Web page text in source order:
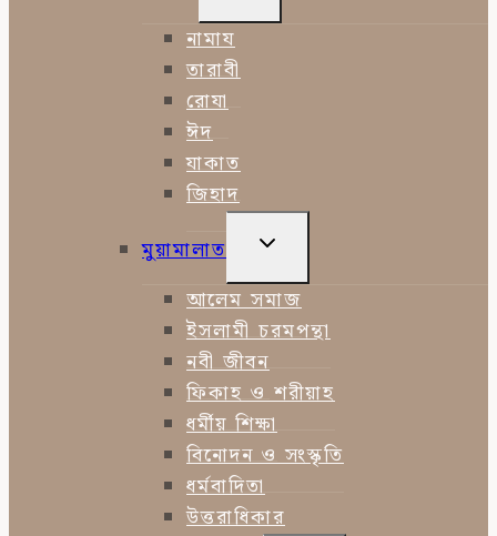
MENU
নামায
তারাবী
রোযা
ঈদ
যাকাত
জিহাদ
মুয়ামালাত
TOGGLE
MENU
আলেম সমাজ
ইসলামী চরমপন্থা
নবী জীবন
ফিকাহ ও শরীয়াহ
ধর্মীয় শিক্ষা
বিনোদন ও সংস্কৃতি
ধর্মবাদিতা
উত্তরাধিকার